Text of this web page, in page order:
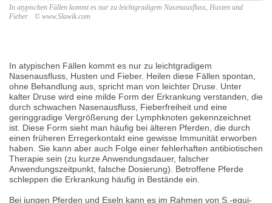
In atypischen Fällen kommt es nur zu leichtgradigem Nasenausfluss, Husten und
Fieber. © www.Slawik.com
In atypischen Fällen kommt es nur zu leichtgradigem
Nasenausfluss, Husten und Fieber. Heilen diese Fällen spontan,
ohne Behandlung aus, spricht man von leichter Druse. Unter
kalter Druse wird eine milde Form der Erkrankung verstanden, die
durch schwachen Nasenausfluss, Fieberfreiheit und eine
geringgradige Vergrößerung der Lymphknoten gekennzeichnet
ist. Diese Form sieht man häufig bei älteren Pferden, die durch
einen früheren Erregerkontakt eine gewisse Immunität erworben
haben. Sie kann aber auch Folge einer fehlerhaften antibiotischen
Therapie sein (zu kurze Anwendungsdauer, falscher
Anwendungszeitpunkt, falsche Dosierung). Betroffene Pferde
schleppen die Erkrankung häufig in Bestände ein.
Bei jungen Pferden und Eseln kann es im Rahmen von S.-equi-